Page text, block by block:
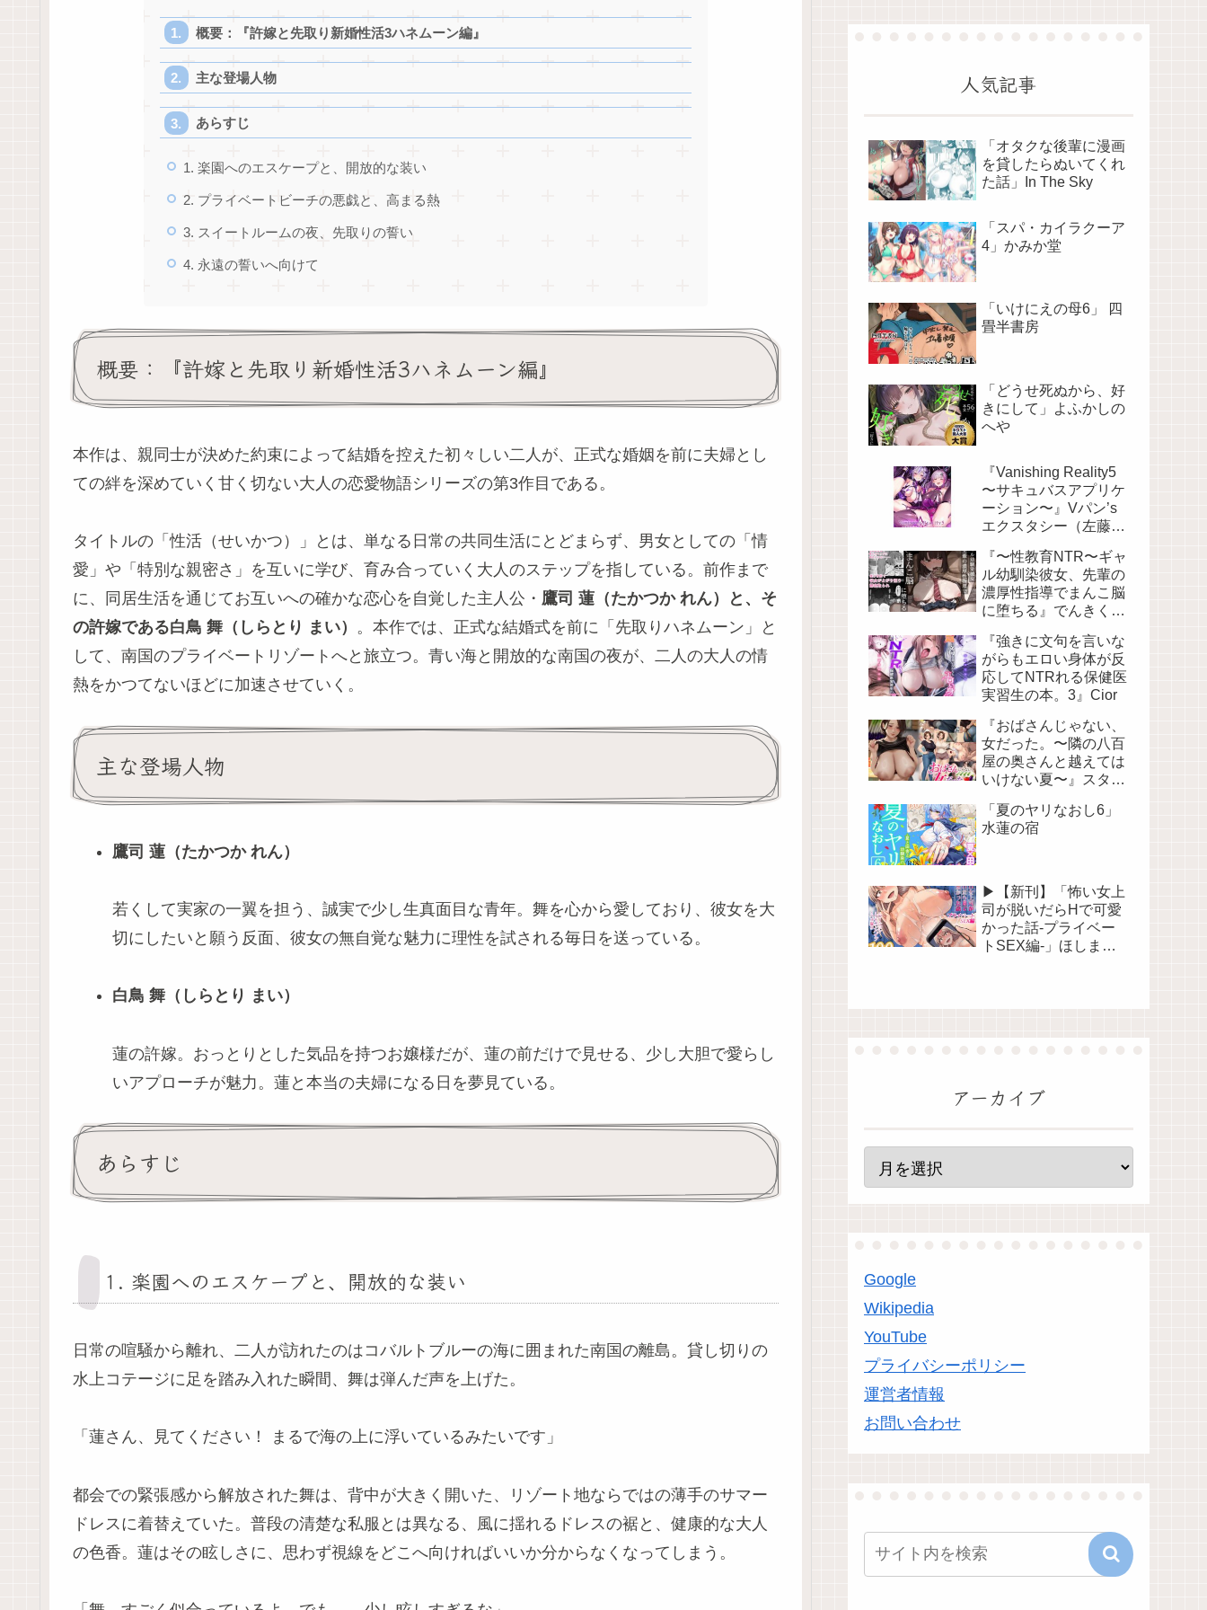
概要：『許嫁と先取り新婚性活3ハネムーン編』
主な登場人物
あらすじ
1. 楽園へのエスケープと、開放的な装い
2. プライベートビーチの悪戯と、高まる熱
3. スイートルームの夜、先取りの誓い
4. 永遠の誓いへ向けて
概要：『許嫁と先取り新婚性活3ハネムーン編』
本作は、親同士が決めた約束によって結婚を控えた初々しい二人が、正式な婚姻を前に夫婦とし
ての絆を深めていく甘く切ない大人の恋愛物語シリーズの第3作目である。
タイトルの「性活（せいかつ）」とは、単なる日常の共同生活にとどまらず、男女としての「情
愛」や「特別な親密さ」を互いに学び、育み合っていく大人のステップを指している。前作まで
に、同居生活を通じてお互いへの確かな恋心を自覚した主人公・ 鷹司 蓮（たかつか れん）と、そ
の許嫁である白鳥 舞（しらとり まい） 。本作では、正式な結婚式を前に「先取りハネムーン」と
して、南国のプライベートリゾートへと旅立つ。青い海と開放的な南国の夜が、二人の大人の情
熱をかつてないほどに加速させていく。
主な登場人物
鷹司 蓮（たかつか れん）
若くして実家の一翼を担う、誠実で少し生真面目な青年。舞を心から愛しており、彼女を大
切にしたいと願う反面、彼女の無自覚な魅力に理性を試される毎日を送っている。
白鳥 舞（しらとり まい）
蓮の許嫁。おっとりとした気品を持つお嬢様だが、蓮の前だけで見せる、少し大胆で愛らし
いアプローチが魅力。蓮と本当の夫婦になる日を夢見ている。
あらすじ
1. 楽園へのエスケープと、開放的な装い
日常の喧騒から離れ、二人が訪れたのはコバルトブルーの海に囲まれた南国の離島。貸し切りの
水上コテージに足を踏み入れた瞬間、舞は弾んだ声を上げた。
「蓮さん、見てください！ まるで海の上に浮いているみたいです」
都会での緊張感から解放された舞は、背中が大きく開いた、リゾート地ならではの薄手のサマー
ドレスに着替えていた。普段の清楚な私服とは異なる、風に揺れるドレスの裾と、健康的な大人
の色香。蓮はその眩しさに、思わず視線をどこへ向ければいいか分からなくなってしまう。
人気記事
「オタクな後輩に漫画
を貸したらぬいてくれ
た話」In The Sky
「スパ・カイラクーア
4」かみか堂
「いけにえの母6」 四
畳半書房
「どうせ死ぬから、好
きにして」よふかしの
へや
『Vanishing Reality5
〜サキュバスアプリケ
ーション〜』Vパン’s
エクスタシー（左藤空
『〜性教育NTR〜ギャ
ル幼馴染彼女、先輩の
濃厚性指導でまんこ脳
に堕ちる』でんきくら
『強きに文句を言いな
がらもエロい身体が反
応してNTRれる保健医
実習生の本。3』Cior
『おばさんじゃない、
女だった。〜隣の八百
屋の奥さんと越えては
いけない夏〜』スタジ
「夏のヤリなおし6」
水蓮の宿
▶【新刊】「怖い女上
司が脱いだらHで可愛
かった話-プライベー
トSEX編-」ほしまき
アーカイブ
Google
Wikipedia
YouTube
プライバシーポリシー
運営者情報
お問い合わせ